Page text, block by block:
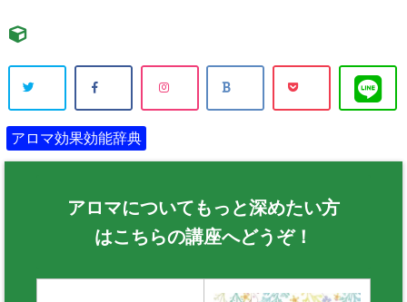
アロマ効果効能辞典
アロマについてもっと深めたい方
はこちらの講座へどうぞ！